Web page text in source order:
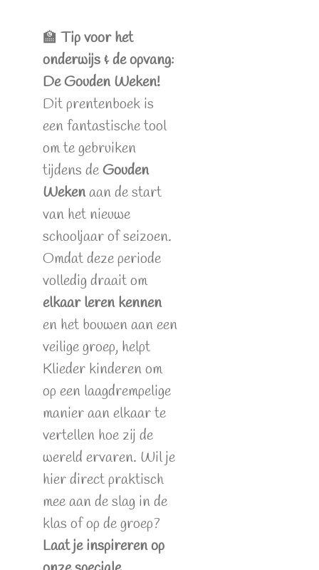
🏫Tip voor het
onderwijs & de opvang:
De Gouden Weken!
Dit prentenboek is
een fantastische tool
om te gebruiken
tijdens deGouden
Wekenaan de start
van het nieuwe
schooljaar of seizoen.
Omdat deze periode
volledig draait om
elkaar leren kennen
en het bouwen aan een
veilige groep, helpt
Klieder kinderen om
op een laagdrempelige
manier aan elkaar te
vertellen hoe zij de
wereld ervaren. Wil je
hier direct praktisch
mee aan de slag in de
klas of op de groep?
Laat je inspireren op